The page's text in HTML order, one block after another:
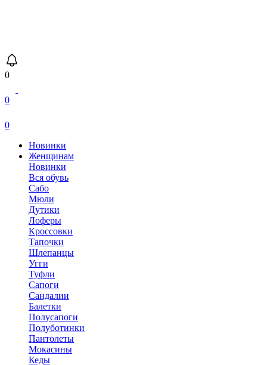
0
0
0
Новинки
Женщинам
Новинки
Вся обувь
Сабо
Мюли
Дутики
Лоферы
Кроссовки
Тапочки
Шлепанцы
Угги
Туфли
Сапоги
Сандалии
Балетки
Полусапоги
Полуботинки
Пантолеты
Мокасины
Кеды